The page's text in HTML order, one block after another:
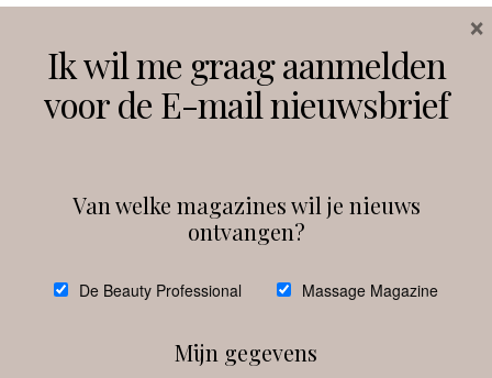
Instagram Facebook
debeautyprofessional
Ik wil me graag aanmelden
voor de E-mail nieuwsbrief
Van welke magazines wil je nieuws
ontvangen?
De Beauty Professional Massage Magazine
Mijn gegevens
×